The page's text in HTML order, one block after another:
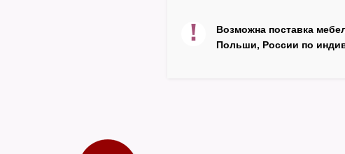
Цвет
серо-сиреневый
!
Возможна поставка
Польши, России по